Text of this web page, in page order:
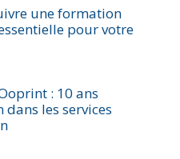
une formation
pour votre
: 10 ans
dans les services